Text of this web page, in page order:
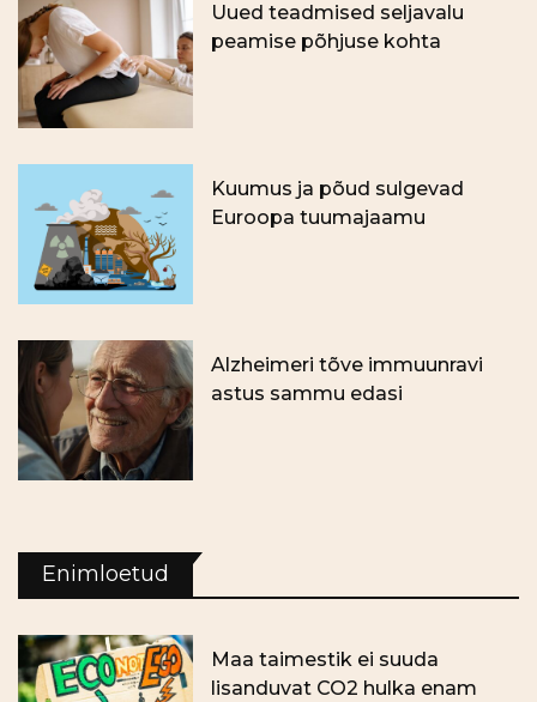
Uued teadmised seljavalu
peamise põhjuse kohta
Kuumus ja põud sulgevad
Euroopa tuumajaamu
Alzheimeri tõve immuunravi
astus sammu edasi
Enimloetud
Maa taimestik ei suuda
lisanduvat CO2 hulka enam